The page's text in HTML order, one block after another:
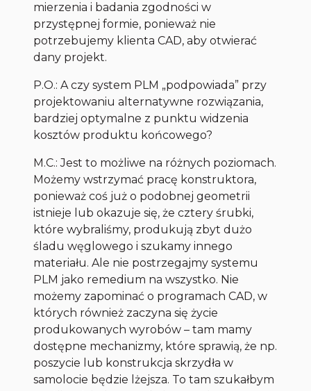
mierzenia i badania zgodności w
przystępnej formie, ponieważ nie
potrzebujemy klienta CAD, aby otwierać
dany projekt.
P.O.: A czy system PLM „podpowiada” przy
projektowaniu alternatywne rozwiązania,
bardziej optymalne z punktu widzenia
kosztów produktu końcowego?
M.C.: Jest to możliwe na różnych poziomach.
Możemy wstrzymać pracę konstruktora,
ponieważ coś już o podobnej geometrii
istnieje lub okazuje się, że cztery śrubki,
które wybraliśmy, produkują zbyt dużo
śladu węglowego i szukamy innego
materiału. Ale nie postrzegajmy systemu
PLM jako remedium na wszystko. Nie
możemy zapominać o programach CAD, w
których również zaczyna się życie
produkowanych wyrobów – tam mamy
dostępne mechanizmy, które sprawią, że np.
poszycie lub konstrukcja skrzydła w
samolocie będzie lżejsza. To tam szukałbym